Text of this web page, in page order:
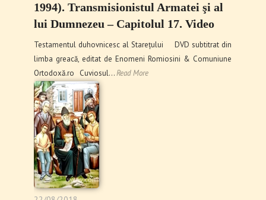
1994). Transmisionistul Armatei şi al
lui Dumnezeu – Capitolul 17. Video
Testamentul duhovnicesc al Starețului DVD subtitrat din
limba greacă, editat de Enomeni Romiosini & Comuniune
Ortodoxă.ro Cuviosul…Read More